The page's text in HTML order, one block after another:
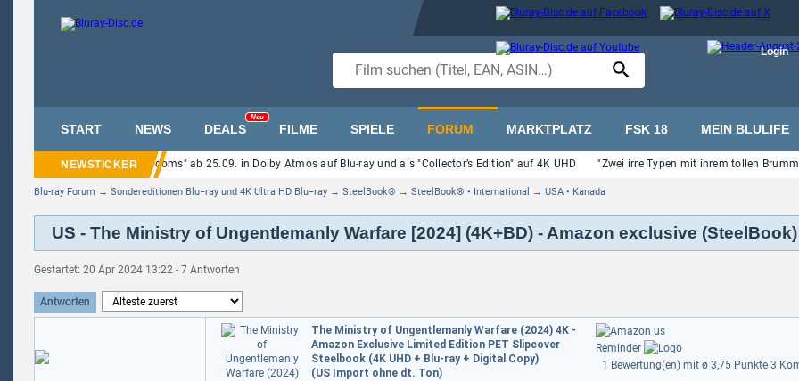
Login
START NEWS DEALS
Neu
FILME SPIELE FORUM MARKTPLATZ FSK 18 MEIN BLULIFE
Finale Details: "Backrooms" ab 25.09. in Dolby Atmos auf Blu-ray und als "Collector’s Edition" auf 4K UHD "Zwei irre Typen mit ihrem tollen
Blu-ray Forum → Sondereditionen Blu−ray und 4K Ultra HD Blu−ray → SteelBook® → SteelBook® • International → USA • Kanada
US - The Ministry of Ungentlemanly Warfare [2024] (4K+BD) - Amazon exclusive (SteelBook)
Gestartet: 20 Apr 2024 13:22 - 7 Antworten
Antworten
The Ministry of Ungentlemanly Warfare (2024) 4K -
Amazon Exclusive Limited Edition PET Slipcover
Steelbook (4K UHD + Blu-ray + Digital Copy)
(US Import ohne dt. Ton)
Reminder
1 Bewertung(en) mit ø 3,75 Punkte 3